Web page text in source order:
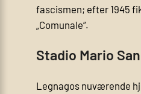
fascismen; efter 1945
„Comunale“.
Stadio Mario
Legnagos nuværende